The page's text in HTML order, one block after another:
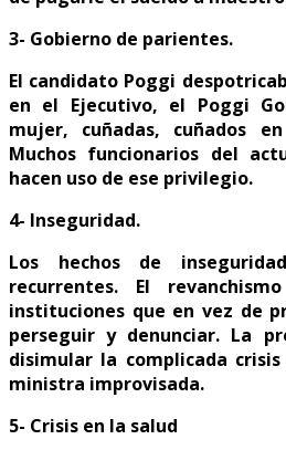
3- Gobierno de parientes.
El candidato Poggi
en el Ejecutivo, el Poggi
mujer, cuñadas, cuñados
Muchos funcionarios del
hacen uso de ese privilegio.
4- Inseguridad.
Los hechos de
recurrentes. El
instituciones que en vez de
perseguir y denunciar. La
disimular la complicada
ministra improvisada.
5- Crisis en la salud